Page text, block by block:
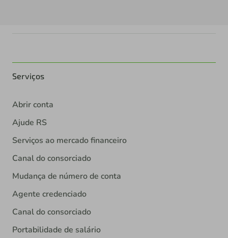
Serviços
Abrir conta
Ajude RS
Serviços ao mercado financeiro
Canal do consorciado
Mudança de número de conta
Agente credenciado
Canal do consorciado
Portabilidade de salário